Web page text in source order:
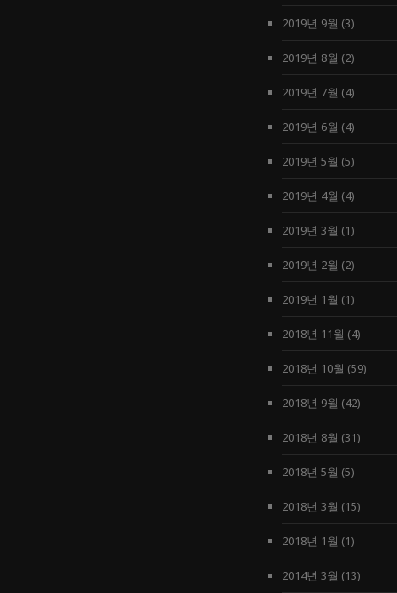
2019년 9월 (3)
2019년 8월 (2)
2019년 7월 (4)
2019년 6월 (4)
2019년 5월 (5)
2019년 4월 (4)
2019년 3월 (1)
2019년 2월 (2)
2019년 1월 (1)
2018년 11월 (4)
2018년 10월 (59)
2018년 9월 (42)
2018년 8월 (31)
2018년 5월 (5)
2018년 3월 (15)
2018년 1월 (1)
2014년 3월 (13)